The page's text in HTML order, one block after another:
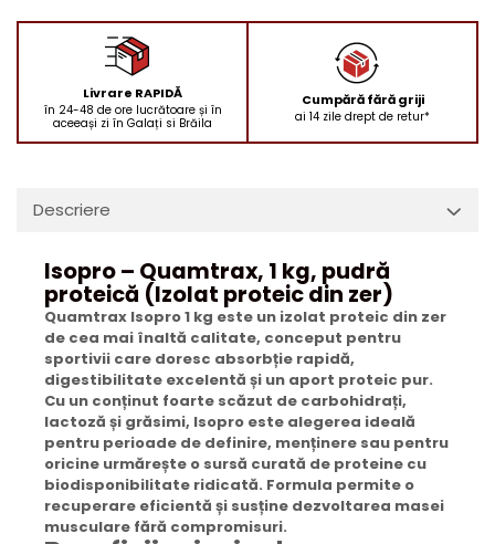
Livrare RAPIDĂ
în 24-48 de ore lucrătoare și în
aceeași zi în Galați si Brăila
Cumpără fără griji
ai 14 zile drept de retur*
Descriere
Isopro – Quamtrax, 1 kg, pudră
proteică (Izolat proteic din zer)
Quamtrax Isopro 1 kg este un izolat proteic din zer
de cea mai înaltă calitate, conceput pentru
sportivii care doresc absorbție rapidă,
digestibilitate excelentă și un aport proteic pur.
Cu un conținut foarte scăzut de carbohidrați,
lactoză și grăsimi, Isopro este alegerea ideală
pentru perioade de definire, menținere sau pentru
oricine urmărește o sursă curată de proteine cu
biodisponibilitate ridicată. Formula permite o
recuperare eficientă și susține dezvoltarea masei
musculare fără compromisuri.